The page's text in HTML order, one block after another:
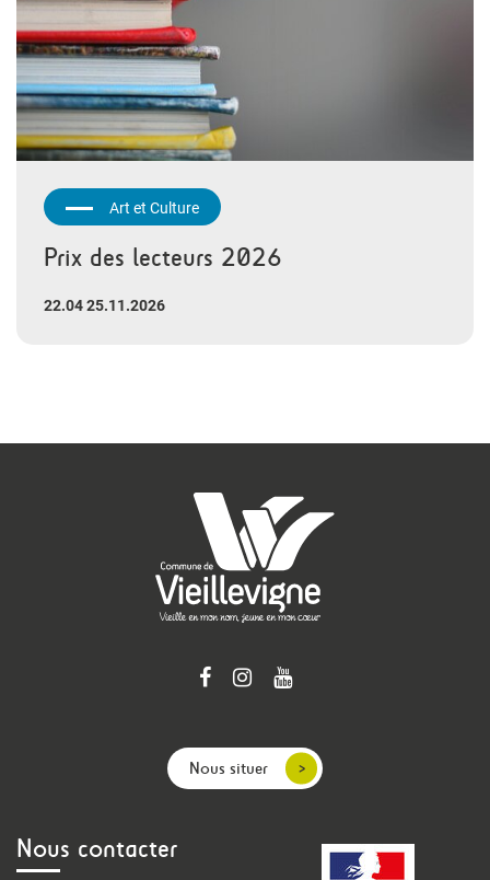
Art et Culture
Prix des lecteurs 2026
22.04 25.11.2026
Nous situer
Nous contacter